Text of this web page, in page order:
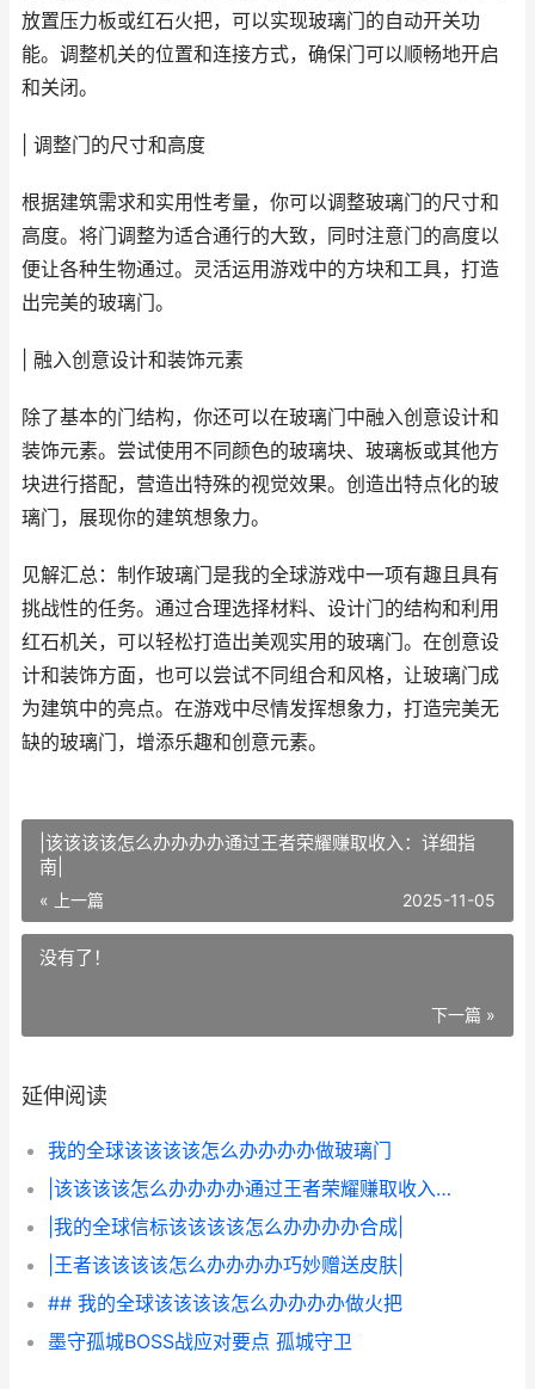
放置压力板或红石火把，可以实现玻璃门的自动开关功
能。调整机关的位置和连接方式，确保门可以顺畅地开启
和关闭。
| 调整门的尺寸和高度
根据建筑需求和实用性考量，你可以调整玻璃门的尺寸和
高度。将门调整为适合通行的大致，同时注意门的高度以
便让各种生物通过。灵活运用游戏中的方块和工具，打造
出完美的玻璃门。
| 融入创意设计和装饰元素
除了基本的门结构，你还可以在玻璃门中融入创意设计和
装饰元素。尝试使用不同颜色的玻璃块、玻璃板或其他方
块进行搭配，营造出特殊的视觉效果。创造出特点化的玻
璃门，展现你的建筑想象力。
见解汇总：制作玻璃门是我的全球游戏中一项有趣且具有
挑战性的任务。通过合理选择材料、设计门的结构和利用
红石机关，可以轻松打造出美观实用的玻璃门。在创意设
计和装饰方面，也可以尝试不同组合和风格，让玻璃门成
为建筑中的亮点。在游戏中尽情发挥想象力，打造完美无
缺的玻璃门，增添乐趣和创意元素。
|该该该该怎么办办办办通过王者荣耀赚取收入：详细指
南|
« 上一篇 2025-11-05
没有了！
下一篇 »
延伸阅读
我的全球该该该该怎么办办办办做玻璃门
|该该该该怎么办办办办通过王者荣耀赚取收入：详细指南|
|我的全球信标该该该该怎么办办办办合成|
|王者该该该该怎么办办办办巧妙赠送皮肤|
## 我的全球该该该该怎么办办办办做火把
墨守孤城BOSS战应对要点 孤城守卫